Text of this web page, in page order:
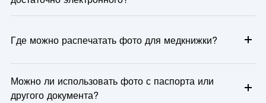
вклеивают в бумажную медицинскую книжку.
Где можно распечатать фото для медкнижки?
самообслуживания, или заказать печать онлайн с доставкой.
Можно ли использовать фото с паспорта или
другого документа?